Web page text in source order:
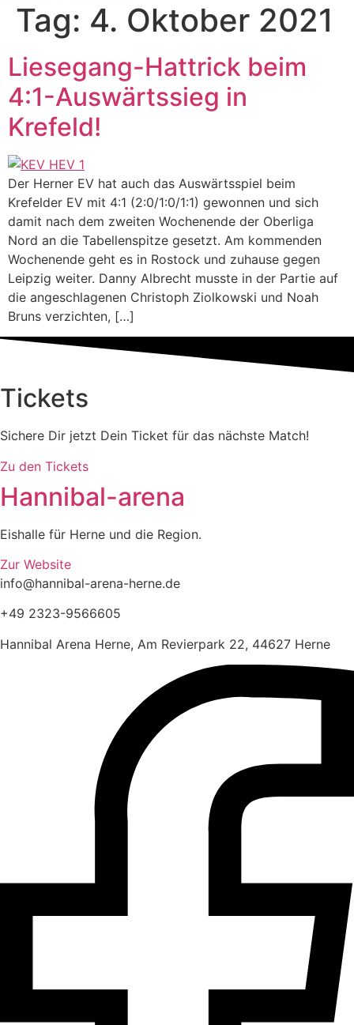
Tag: 4. Oktober 2021
Liesegang-Hattrick beim
4:1-Auswärtssieg in
Krefeld!
Der Herner EV hat auch das Auswärtsspiel beim
Krefelder EV mit 4:1 (2:0/1:0/1:1) gewonnen und sich
damit nach dem zweiten Wochenende der Oberliga
Nord an die Tabellenspitze gesetzt. Am kommenden
Wochenende geht es in Rostock und zuhause gegen
Leipzig weiter. Danny Albrecht musste in der Partie auf
die angeschlagenen Christoph Ziolkowski und Noah
Bruns verzichten, […]
Tickets
Sichere Dir jetzt Dein Ticket für das nächste Match!
Zu den Tickets
Hannibal-arena
Eishalle für Herne und die Region.
Zur Website
info@hannibal-arena-herne.de
+49 2323-9566605
Hannibal Arena Herne, Am Revierpark 22, 44627 Herne